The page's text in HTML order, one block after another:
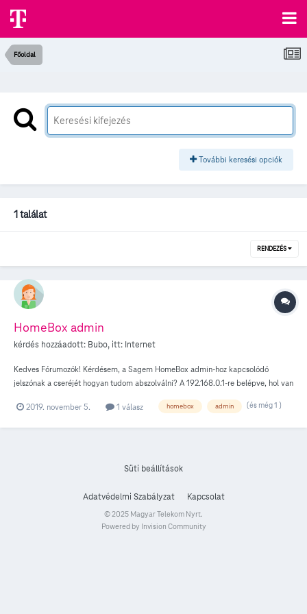
Főoldal
További keresési opciók
1 találat
RENDEZÉS
HomeBox admin
kérdés hozzáadott: Bubo, itt: Internet
Kedves Fórumozók! Kérdésem, a Sagem HomeBox admin-hoz kapcsolódó
jelszónak a cseréjét hogyan tudom abszolválni? A 192.168.0.1-re belépve, hol van
lenne az. Köszönöm, Bubo
2019. november 5. 1 válasz homebox admin (és még 1 )
Süti beállítások
Adatvédelmi Szabályzat Kapcsolat
© 2025 Magyar Telekom Nyrt.
Powered by Invision Community